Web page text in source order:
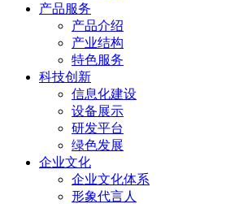
产品服务
产品介绍
产业结构
特色服务
科技创新
信息化建设
设备展示
研发平台
绿色发展
企业文化
企业文化体系
形象代言人